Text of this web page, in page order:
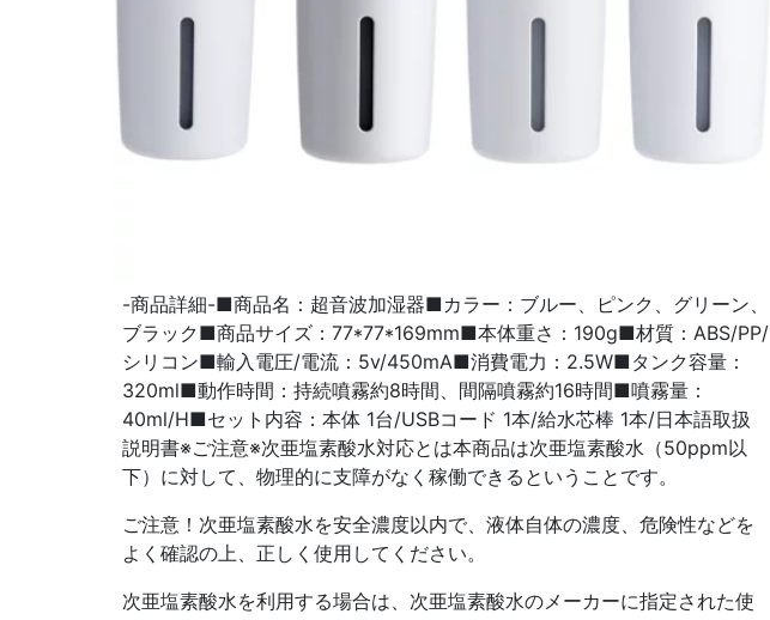
-商品詳細-■商品名：超音波加湿器■カラー：ブルー、ピンク、グリーン、
ブラック■商品サイズ：77*77*169mm■本体重さ：190g■材質：ABS/PP/
シリコン■輸入電圧/電流：5v/450mA■消費電力：2.5W■タンク容量：
320ml■動作時間：持続噴霧約8時間、間隔噴霧約16時間■噴霧量：
40ml/H■セット内容：本体 1台/USBコード 1本/給水芯棒 1本/日本語取扱
説明書※ご注意※次亜塩素酸水対応とは本商品は次亜塩素酸水（50ppm以
下）に対して、物理的に支障がなく稼働できるということです。
ご注意！次亜塩素酸水を安全濃度以内で、液体自体の濃度、危険性などを
よく確認の上、正しく使用してください。
次亜塩素酸水を利用する場合は、次亜塩素酸水のメーカーに指定された使